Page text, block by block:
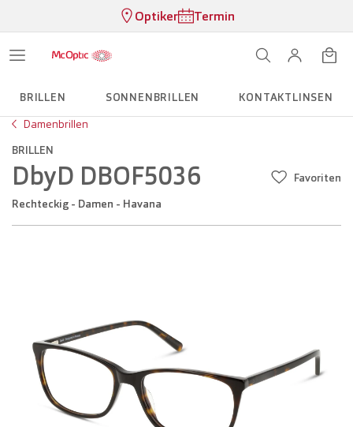
Optiker Termin
BRILLEN SONNENBRILLEN
KONTAKTLINSEN
Damenbrillen
BRILLEN
DbyD DBOF5036
Rechteckig - Damen - Havana
Favoriten